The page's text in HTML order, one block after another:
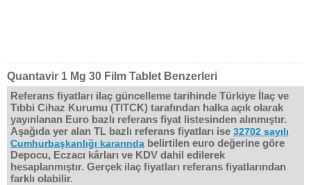
Quantavir 1 Mg 30 Film Tablet Benzerleri
Referans fiyatları ilaç güncelleme tarihinde Türkiye İlaç ve
Tıbbi Cihaz Kurumu (TITCK) tarafından halka açık olarak
yayınlanan Euro bazlı referans fiyat listesinden alınmıştır.
Aşağıda yer alan TL bazlı referans fiyatları ise 32702 sayılı
Cumhurbaşkanlığı kararında belirtilen euro değerine göre
Depocu, Eczacı kârları ve KDV dahil edilerek
hesaplanmıştır. Gerçek ilaç fiyatları referans fiyatlarından
farklı olabilir.